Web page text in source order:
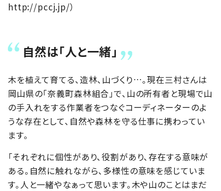
http://pccj.jp/）
自然は「人と一緒」
木を植えて育てる、造林、山づくり…。現在三村さんは
岡山県の「奈義町森林組合」で、山の所有者と現場で山
の手入れをする作業者をつなぐコーディネーターのよ
うな存在として、自然や森林を守る仕事に携わってい
ます。
「それぞれに個性があり、役割があり、存在する意味が
ある。自然に触れながら、多様性の意味を感じていま
す。人と一緒やなぁって思います。木や山のことはまだ